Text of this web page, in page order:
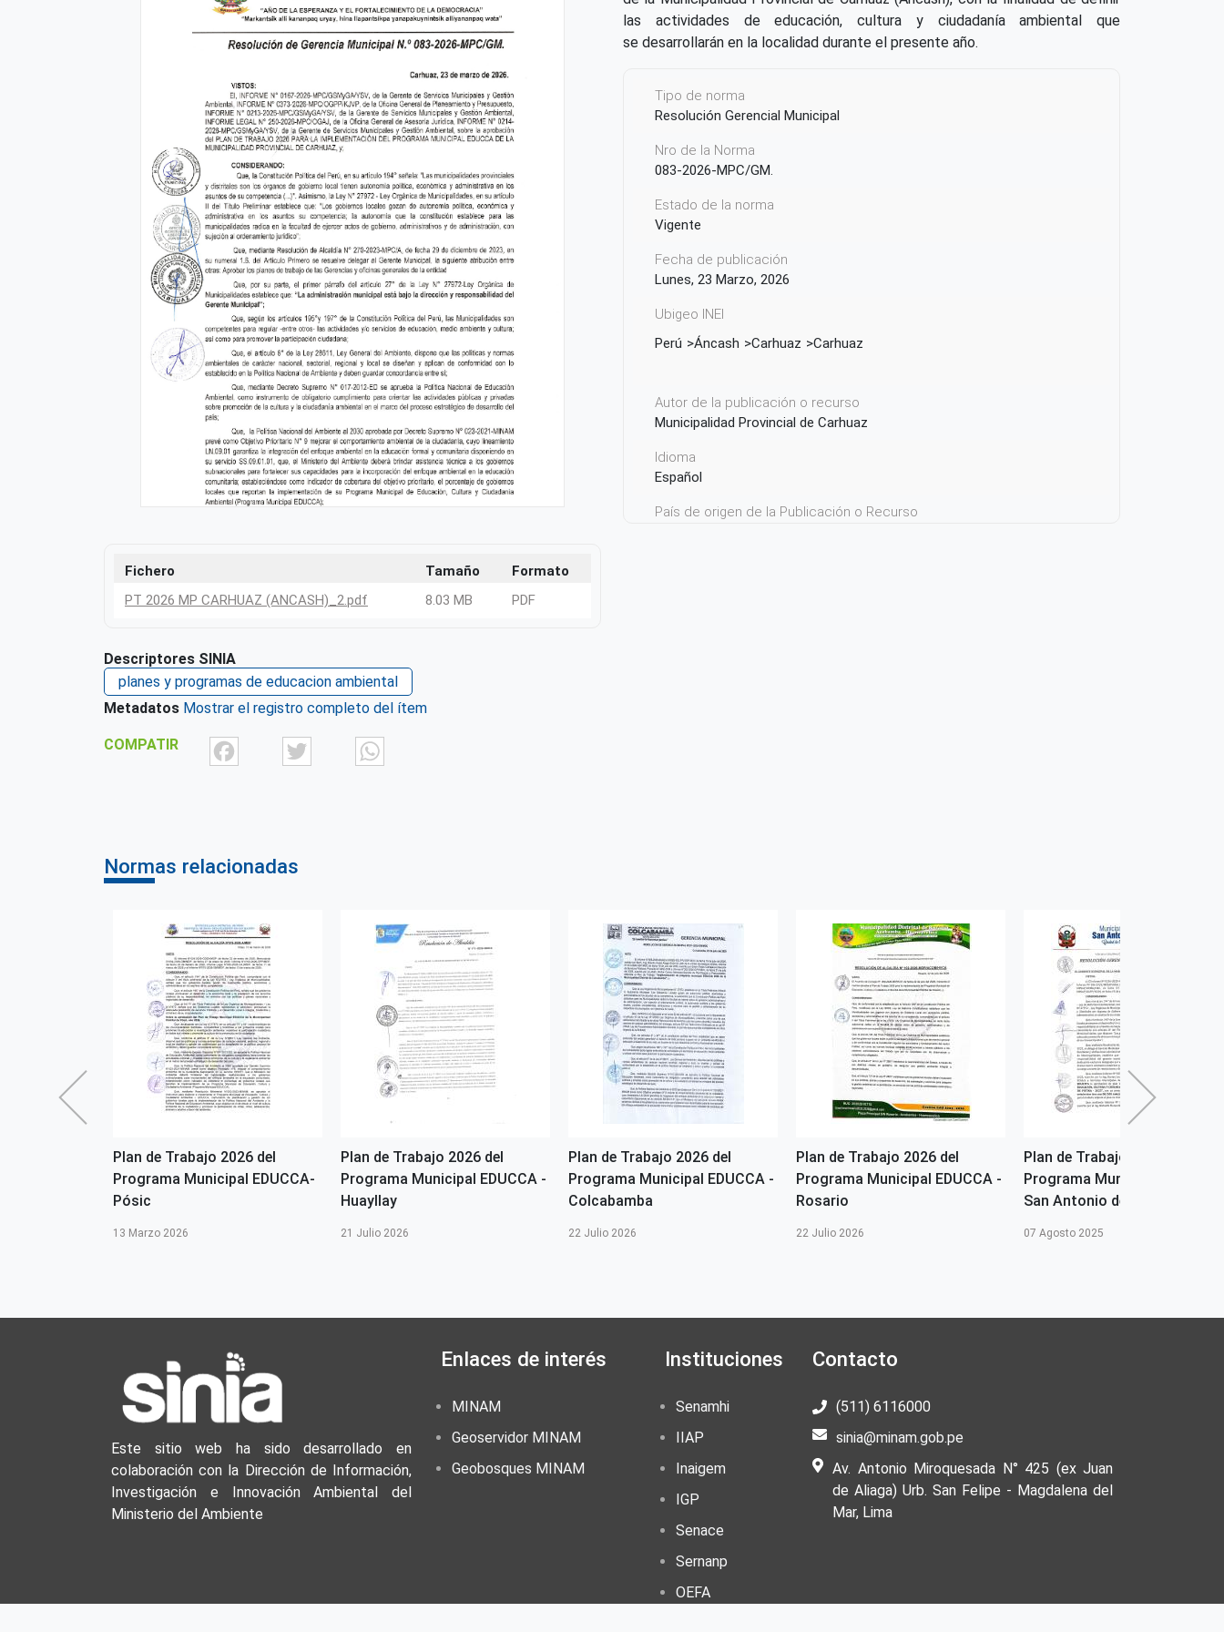
Fichero Tamaño
Formato
PT 2026 MP CARHUAZ (ANCASH)_2.pdf
8.03 MB PDF
Descriptores SINIA
planes y programas de educacion ambiental
Metadatos Mostrar el registro completo del ítem
COMPATIR FacebookTwitter
las actividades de educación, cultura y ciudadanía ambiental que
se desarrollarán en la localidad durante el presente año.
Tipo de norma
Resolución Gerencial Municipal
Nro de la Norma
083-2026-MPC/GM.
Estado de la norma
Vigente
Fecha de publicación
Lunes, 23 Marzo, 2026
Ubigeo INEI
Perú
Áncash Carhuaz Carhuaz
Autor de la publicación o recurso
Municipalidad Provincial de Carhuaz
Idioma
Español
País de origen de la Publicación o Recurso
Normas relacionadas
Plan de Trabajo 2026 del
Programa Municipal EDUCCA-
Pósic
13 Marzo 2026
Plan de Trabajo 2026 del
Programa Municipal EDUCCA -
Huayllay
21 Julio 2026
Plan de Trabajo 2026 del
Programa Municipal EDUCCA -
Colcabamba
22 Julio 2026
Plan de Trabajo 2026 del
Programa Municipal EDUCCA -
Rosario
22 Julio 2026
Plan de Trabajo 2025 del
Programa Municipal EDUCCA
San Antonio de Putina
07 Agosto 2025
Este sitio web ha sido desarrollado en
colaboración con la Dirección de Información,
Investigación e Innovación Ambiental del
Ministerio del Ambiente
Enlaces de interés
MINAM
Geoservidor MINAM
Geobosques MINAM
Instituciones
Senamhi
IIAP
Inaigem
IGP
Senace
Sernanp
OEFA
Contacto
(511) 6116000
sinia@minam.gob.pe
Av. Antonio Miroquesada N° 425 (ex Juan
de Aliaga) Urb. San Felipe - Magdalena del
Mar, Lima